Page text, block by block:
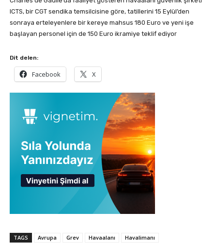
ICTS, bir CGT sendika temsilcisine göre, tatillerini 15 Eylül’den
sonraya erteleyenlere bir kereye mahsus 180 Euro ve yeni işe
başlayan personel için de 150 Euro ikramiye teklif ediyor
Dit delen:
Facebook X
TAGS Avrupa Grev Havaalanı Havalimanı